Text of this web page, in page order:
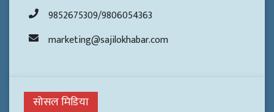
9852675309/9806054363
marketing@sajilokhabar.com
सोसल मिडिया